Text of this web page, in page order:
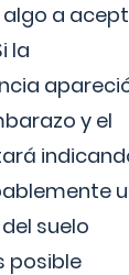
a
la
y el
suelo
posible